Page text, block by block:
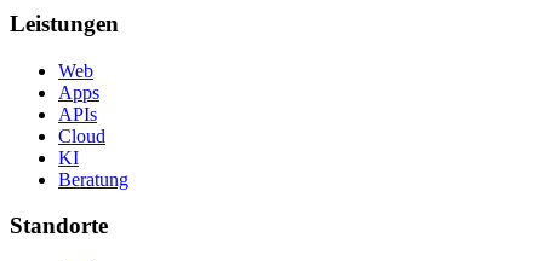
Leistungen
Web
Apps
APIs
Cloud
KI
Beratung
Standorte